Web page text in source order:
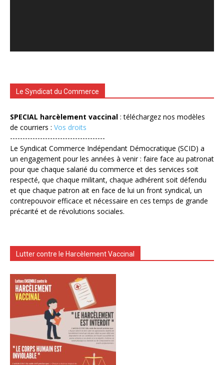
Le Syndicat du Commerce
SPECIAL harcèlement vaccinal : téléchargez nos modèles
de courriers : Vos droits
--------------------------------------
Le Syndicat Commerce Indépendant Démocratique (SCID) a
un engagement pour les années à venir : faire face au patronat
pour que chaque salarié du commerce et des services soit
respecté, que chaque militant, chaque adhérent soit défendu
et que chaque patron ait en face de lui un front syndical, un
contrepouvoir efficace et nécessaire en ces temps de grande
précarité et de révolutions sociales.
Lutter contre le Harcèlement Vaccinal